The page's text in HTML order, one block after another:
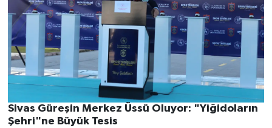
Sivas Güreşin Merkez Üssü Oluyor: "Yiğidoların
Şehri"ne Büyük Tesis